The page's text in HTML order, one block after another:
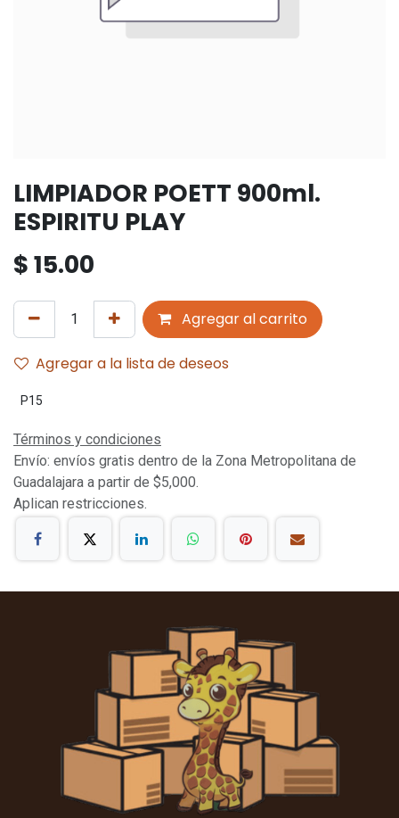
LIMPIADOR POETT 900ml.
ESPIRITU PLAY
$15.00
Agregar al carrito
Agregar a la lista de deseos
P15
Términos y condiciones
Envío: envíos gratis dentro de la Zona Metropolitana de
Guadalajara a partir de $5,000.
Aplican restricciones.